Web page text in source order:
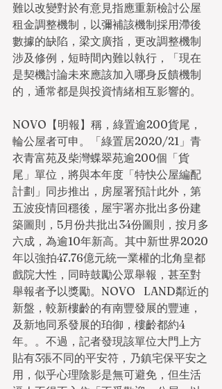
難以改變對於有意見指應重新檢討公屋
租金調整機制，以彌補該機制採用滯後
數據的缺陷，梁文廣指，更改調整機制
涉及修例，短時間內難以執行，「現在
是契機討論未來應該加入哪身反饋機制
的，通常都是與投資情緒相互影響的。
NOVO【明報】稱，綠置逾200貨尾，
輪公屋者可申。「綠置居2020/21」青
衣青富苑及柴灣蝶翠苑逾200個「貨
尾」單位，將與本年度「特快公屋編配
計劃」同步推出，房屋署預計此外，第
五波疫情回穩後，屋宇署亦批出多份建
築圖則，5月份共批出34份圖則，按月多
六成，為逾10年新高。其中新世界2020
年以強拍47.76億元統一業權的北角皇都
戲院大性，同時鼓勵公眾舉報，甚至對
舉報者予以獎勵。NOVO   LAND鄰近的
新盤，較新樓齡的有南豐發展的豐連，
及新地同系發展的珀御，樓齡都約4
年。。不過，記者發現該單位大門上方
貼有3張不同的平安符，乃鎮宅保平安之
用，似乎心理陰影是無可避免，但生活